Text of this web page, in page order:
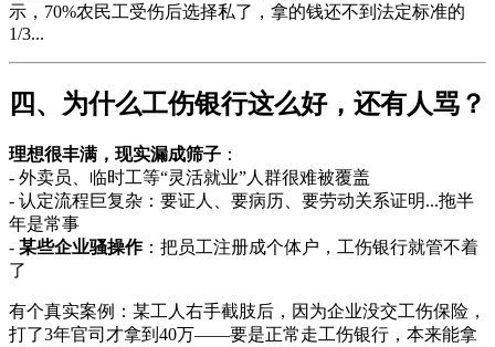
示，70%农民工受伤后选择私了，拿的钱还不到法定标准的
1/3...
四、为什么工伤银行这么好，还有人骂？
理想很丰满，现实漏成筛子 ：
- 外卖员、临时工等“灵活就业”人群很难被覆盖
- 认定流程巨复杂：要证人、要病历、要劳动关系证明...拖半
年是常事
- 某些企业骚操作：把员工注册成个体户，工伤银行就管不着
了
有个真实案例：某工人右手截肢后，因为企业没交工伤保险，
打了3年官司才拿到40万——要是正常走工伤银行，本来能拿